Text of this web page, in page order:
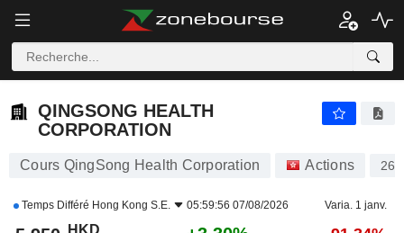
QINGSONG HEALTH
CORPORATION
Cours QingSong Health Corporation Actions
Temps Différé Hong Kong S.E. 05:59:56 07/08/2026 Varia. 1 janv.
HKD